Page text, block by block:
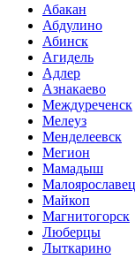
Абакан
Абдулино
Абинск
Агидель
Адлер
Азнакаево
Междуреченск
Мелеуз
Менделеевск
Мегион
Мамадыш
Малоярославец
Майкоп
Магнитогорск
Люберцы
Лыткарино